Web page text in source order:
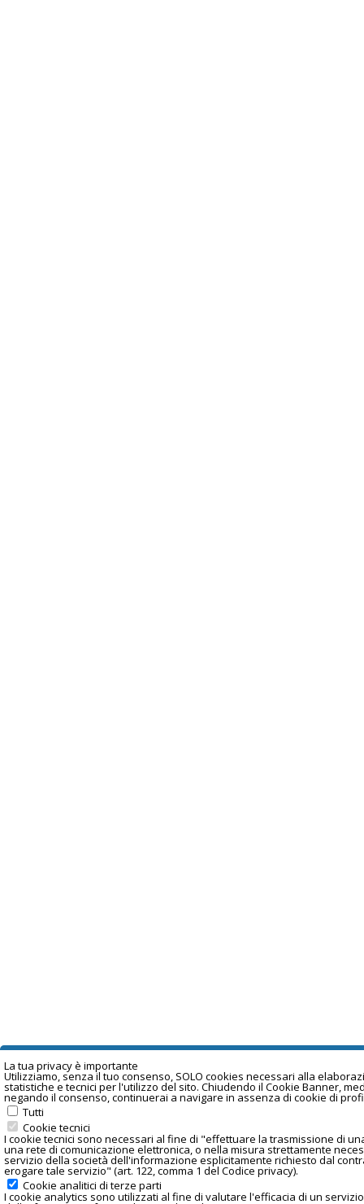
La tua privacy è importante
Utilizziamo, senza il tuo consenso, SOLO cookies necessari alla
statistiche e tecnici per l'utilizzo del sito. Chiudendo il Cookie Banner,
negando il consenso, continuerai a navigare in assenza di cookie di
Tutti
Cookie tecnici
I cookie tecnici sono necessari al fine di "effettuare la trasmissione di
una rete di comunicazione elettronica, o nella misura strettamente
servizio della società dell'informazione esplicitamente richiesto dal
erogare tale servizio" (art. 122, comma 1 del Codice privacy).
Cookie analitici di terze parti
I cookie analytics sono utilizzati al fine di valutare l'efficacia di un